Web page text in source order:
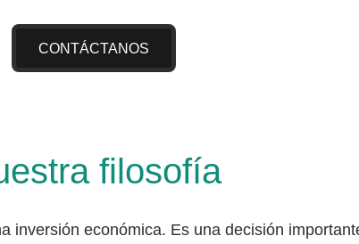
CONTÁCTANOS
filosofía
inversión económica. Es una decisión